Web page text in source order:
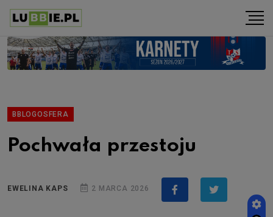
BBLOGOSFERA
Pochwała przestoju
EWELINA KAPS 2 MARCA 2026